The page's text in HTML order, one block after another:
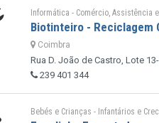
Informática - Comércio, Assistência
Biotinteiro - Reciclagem
Coimbra
Rua D. João de Castro, Lote
239 401 344
Bebés e Crianças - Infantários e